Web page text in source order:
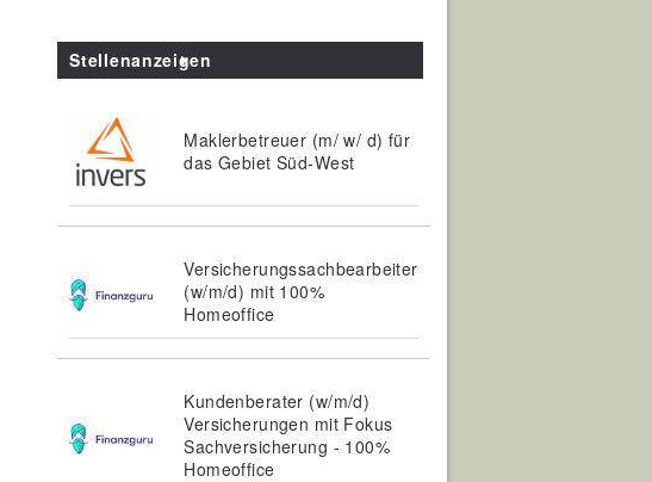
Stellenanzeigen
Maklerbetreuer (m/ w/ d) für
das Gebiet Süd-West
Versicherungssachbearbeiter
(w/m/d) mit 100%
Homeoffice
Kundenberater (w/m/d)
Versicherungen mit Fokus
Sachversicherung - 100%
Homeoffice